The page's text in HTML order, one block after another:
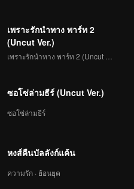
เพราะรักนำทาง พาร์ท 2
(Uncut Ver.)
ซอโซ่ล่ามธีร์ (Uncut Ver.)
ซอโซ่ล่ามธีร์
หงส์คืนบัลลังก์แค้น
ความรัก · ย้อนยุค